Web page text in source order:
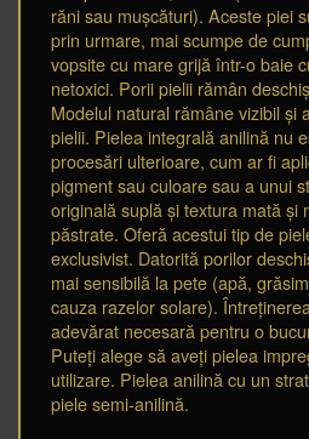
răni sau mușcături). Aceste piei
prin urmare, mai scumpe de
vopsite cu mare grijă într-o baie
netoxici. Porii pielii rămân
Modelul natural rămâne vizibil și
pielii. Pielea integrală anilină nu
procesări ulterioare, cum ar fi
pigment sau culoare sau a unui
originală suplă și textura mată și
păstrate. Oferă acestui tip de
exclusivist. Datorită porilor
mai sensibilă la pete (apă,
cauza razelor solare).
adevărat necesară pentru o
Puteți alege să aveți pielea
utilizare. Pielea anilină cu un
piele semi-anilină.